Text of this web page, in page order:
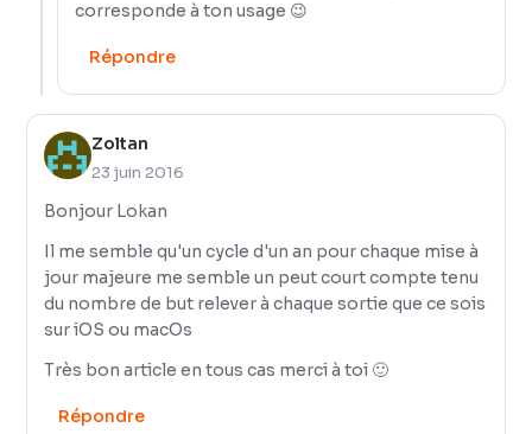
corresponde à ton usage 😉
Répondre
Zoltan
23 juin 2016
Bonjour Lokan
Il me semble qu'un cycle d'un an pour chaque mise à
jour majeure me semble un peut court compte tenu
du nombre de but relever à chaque sortie que ce sois
sur iOS ou macOs
Très bon article en tous cas merci à toi 🙂
Répondre